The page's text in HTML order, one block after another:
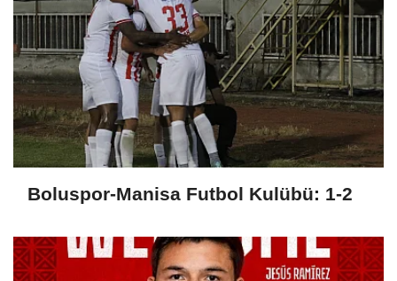
Boluspor-Manisa Futbol Kulübü: 1-2